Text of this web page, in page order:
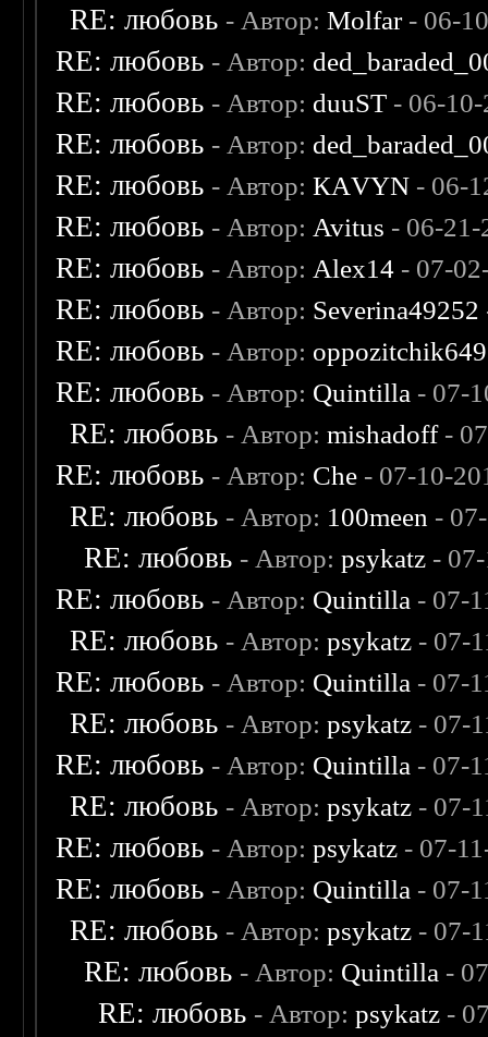
RE: любовь - Автор:Molfar- 06-
RE: любовь - Автор:
RE: любовь - Автор: duuST - 06-
RE: любовь - Автор:
RE: любовь - Автор:КАVYN - 06-
RE: любовь - Автор: Avitus - 06-
RE: любовь - Автор: Alex14 - 07-
RE: любовь - Автор: Severina49252
RE: любовь - Автор: oppozitchik649
RE: любовь - Автор: Quintilla - 07-
RE: любовь - Автор:mishadoff-
RE: любовь - Автор: Che - 07-10-
RE: любовь - Автор: 100meen -
RE: любовь - Автор:psykatz -
RE: любовь - Автор: Quintilla - 07-
RE: любовь - Автор:psykatz - 07-
RE: любовь - Автор: Quintilla - 07-
RE: любовь - Автор:psykatz - 07-
RE: любовь - Автор: Quintilla - 07-
RE: любовь - Автор:psykatz - 07-
RE: любовь - Автор:psykatz - 07-
RE: любовь - Автор: Quintilla - 07-
RE: любовь - Автор:psykatz - 07-
RE: любовь - Автор: Quintilla -
RE: любовь - Автор:psykatz -